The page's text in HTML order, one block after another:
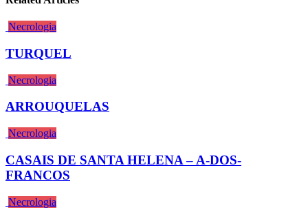
Necrologia
TURQUEL
Necrologia
ARROUQUELAS
Necrologia
CASAIS DE SANTA HELENA – A-DOS-
FRANCOS
Necrologia